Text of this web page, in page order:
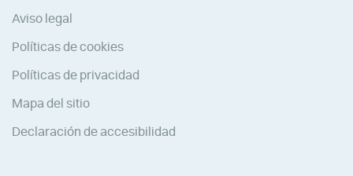
Aviso legal
Políticas de cookies
Políticas de privacidad
Mapa del sitio
Declaración de accesibilidad